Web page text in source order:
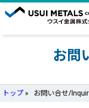
お問
トップ » お問い合せ/